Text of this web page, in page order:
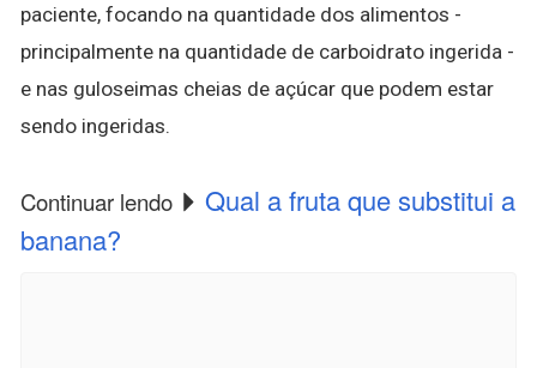
paciente, focando na quantidade dos alimentos -
principalmente na quantidade de carboidrato ingerida -
e nas guloseimas cheias de açúcar que podem estar
sendo ingeridas.
Continuar lendo
Qual a fruta que substitui a
banana?